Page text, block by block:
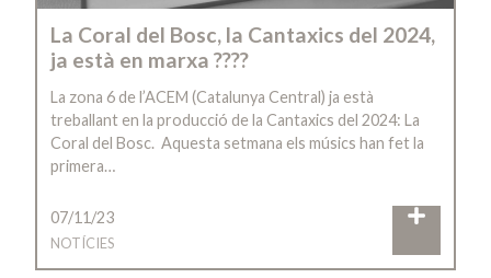
La Coral del Bosc, la Cantaxics del 2024,
ja està en marxa ????
La zona 6 de l’ACEM (Catalunya Central) ja està
treballant en la producció de la Cantaxics del 2024: La
Coral del Bosc. Aquesta setmana els músics han fet la
primera…
07/11/23
NOTÍCIES